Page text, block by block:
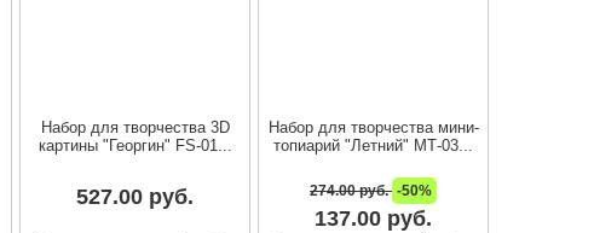
Набор для творчества 3D
картины "Георгин" FS-01...
527.00 руб.
Набор для творчества мини-
топиарий "Летний" МТ-03...
274.00 руб. -50%
137.00 руб.